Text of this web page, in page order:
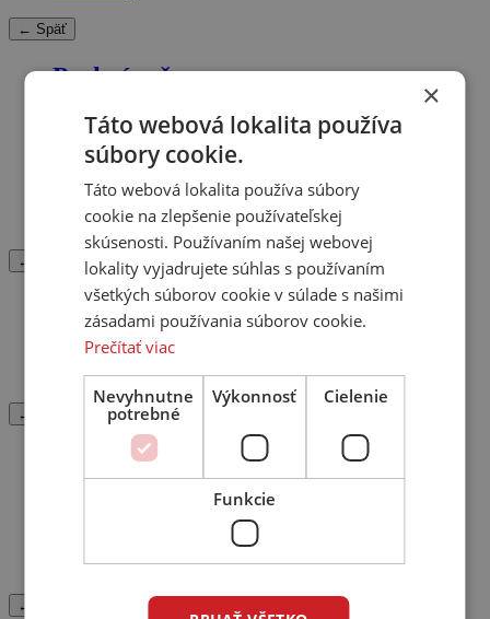
← Späť
Prehrávače
Blu-ray
Streamer
Tuner
DVD
← Späť
Mini systémy
Kombinované zariadenia
Heos / Home
← Späť
Gramofóny
Starostlivosť o gramofóny
Ramienka
← Späť
×
Táto webová lokalita používa
súbory cookie.
Táto webová lokalita používa súbory
cookie na zlepšenie používateľskej
skúsenosti. Používaním našej webovej
lokality vyjadrujete súhlas s používaním
všetkých súborov cookie v súlade s našimi
zásadami používania súborov cookie.
Prečítať viac
Nevyhnutne
potrebné
Výkonnosť Cielenie
Funkcie